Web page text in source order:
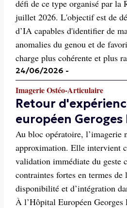
défi de ce type organisé par la
juillet 2026. L'objectif est de
d’IA capables d'identifier de
anomalies du genou et de
charge plus cohérente et plus
24/06/2026 -
Imagerie Ostéo-Articulaire
Retour
européen
Au bloc opératoire, l’imagerie
approximation. Elle intervient
validation immédiate du geste
contraintes fortes en termes
disponibilité et d’intégration
À l’Hôpital Européen Georges